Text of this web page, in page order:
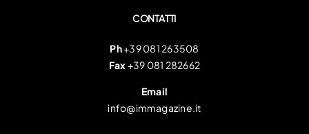
CONTATTI
Ph+39 081 263508
Fax+39 081 282662
Email
info@immagazine.it